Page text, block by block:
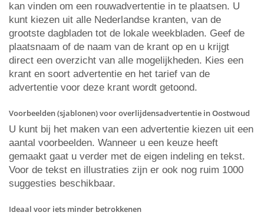
kan vinden om een rouwadvertentie in te plaatsen. U
kunt kiezen uit alle Nederlandse kranten, van de
grootste dagbladen tot de lokale weekbladen. Geef de
plaatsnaam of de naam van de krant op en u krijgt
direct een overzicht van alle mogelijkheden. Kies een
krant en soort advertentie en het tarief van de
advertentie voor deze krant wordt getoond.
Voorbeelden (sjablonen) voor overlijdensadvertentie in Oostwoud
U kunt bij het maken van een advertentie kiezen uit een
aantal voorbeelden. Wanneer u een keuze heeft
gemaakt gaat u verder met de eigen indeling en tekst.
Voor de tekst en illustraties zijn er ook nog ruim 1000
suggesties beschikbaar.
Ideaal voor iets minder betrokkenen